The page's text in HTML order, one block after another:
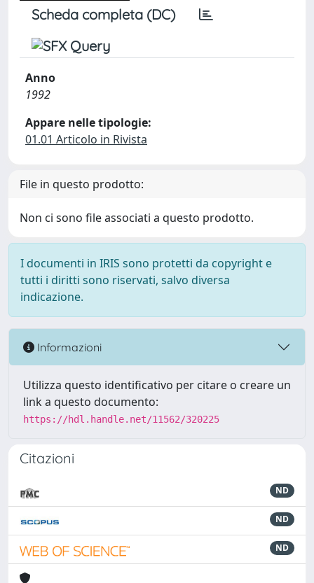
Scheda completa (DC)
Anno
1992
Appare nelle tipologie:
01.01 Articolo in Rivista
File in questo prodotto:
Non ci sono file associati a questo prodotto.
I documenti in IRIS sono protetti da copyright e
tutti i diritti sono riservati, salvo diversa
indicazione.
Informazioni
Utilizza questo identificativo per citare o creare un
link a questo documento:
https://hdl.handle.net/11562/320225
Citazioni
ND
ND
ND